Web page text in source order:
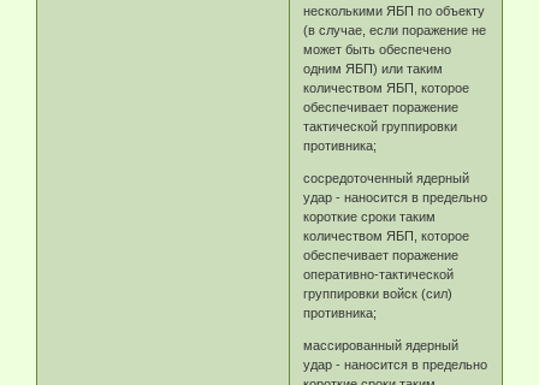
несколькими ЯБП по объекту
(в случае, если поражение не
может быть обеспечено
одним ЯБП) или таким
количеством ЯБП, которое
обеспечивает поражение
тактической группировки
противника;
сосредоточенный ядерный
удар - наносится в предельно
короткие сроки таким
количеством ЯБП, которое
обеспечивает поражение
оперативно-тактической
группировки войск (сил)
противника;
массированный ядерный
удар - наносится в предельно